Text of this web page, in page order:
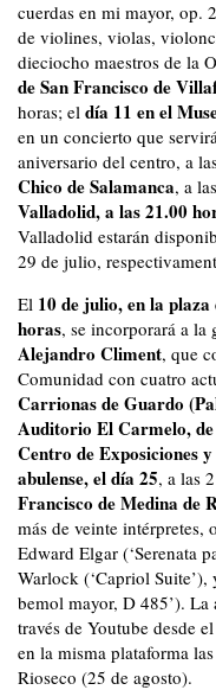
cuerdas en mi mayor, op.
de violines, violas,
dieciocho maestros de la
de San Francisco de
horas; el día 11 en el
en un concierto que
aniversario del centro, a
Chico de Salamanca, a
Valladolid, a las 21.00
Valladolid estarán
29 de julio,
El 10 de julio, en la
horas, se incorporará a la
Alejandro Climent, que
Comunidad con cuatro
Carrionas de Guardo
Auditorio El Carmelo,
Centro de Exposiciones
abulense, el día 25, a las
Francisco de Medina de
más de veinte intérpretes,
Edward Elgar (‘Serenata
Warlock (‘Capriol Suite’),
bemol mayor, D 485’). La
través de Youtube desde
en la misma plataforma
Rioseco (25 de agosto).